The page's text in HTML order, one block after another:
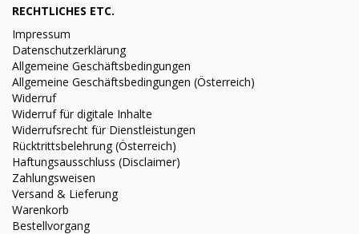
RECHTLICHES ETC.
Impressum
Datenschutzerklärung
Allgemeine Geschäftsbedingungen
Allgemeine Geschäftsbedingungen (Österreich)
Widerruf
Widerruf für digitale Inhalte
Widerrufsrecht für Dienstleistungen
Rücktrittsbelehrung (Österreich)
Haftungsausschluss (Disclaimer)
Zahlungsweisen
Versand & Lieferung
Warenkorb
Bestellvorgang